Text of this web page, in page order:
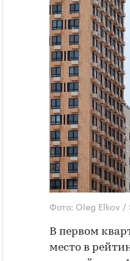
Фото: Oleg Elkov /
В первом
место в